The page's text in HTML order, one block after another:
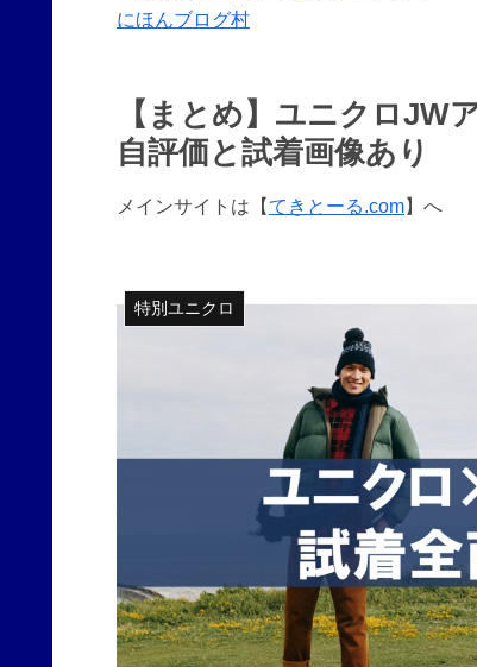
にほんブログ村
【まとめ】ユニクロ
自評価と試着画像あり
メインサイトは【てきとーる.com】へ
特別ユニクロ